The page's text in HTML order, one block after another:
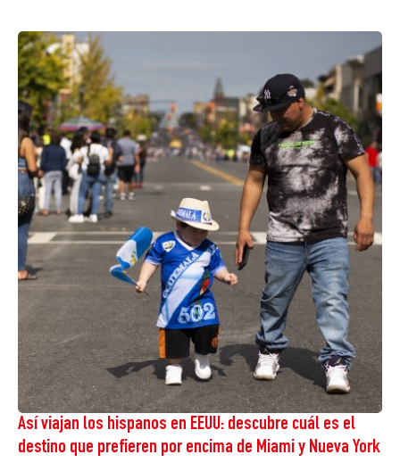
Así viajan los hispanos en EEUU: descubre cuál es el
destino que prefieren por encima de Miami y Nueva York